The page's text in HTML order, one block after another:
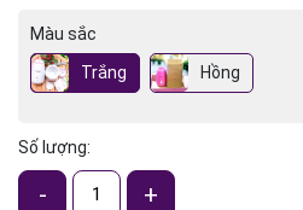
Màu sắc
Trắng
Hồng
Số lượng:
- +